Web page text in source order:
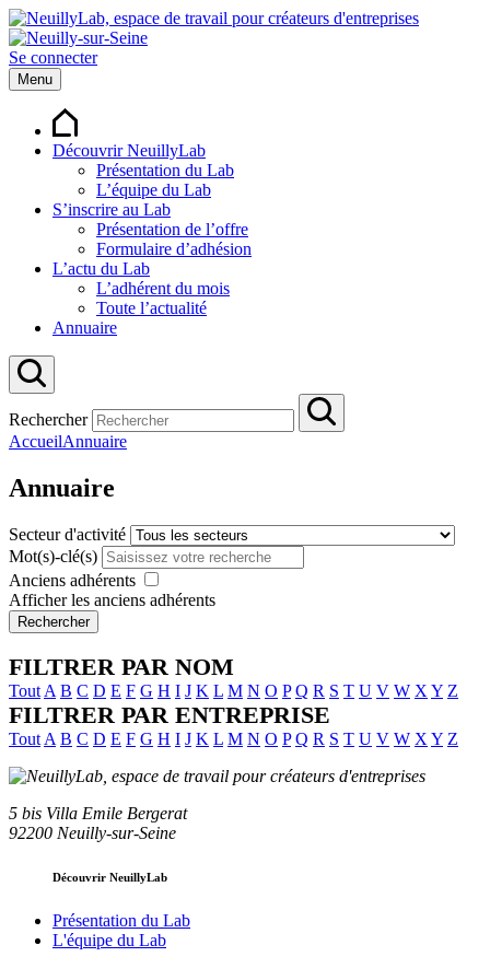
Se connecter
Menu
Découvrir NeuillyLab
Présentation du Lab
L’équipe du Lab
S’inscrire au Lab
Présentation de l’offre
Formulaire d’adhésion
L’actu du Lab
L’adhérent du mois
Toute l’actualité
Annuaire
Rechercher
AccueilAnnuaire
Annuaire
Secteur d'activité
Mot(s)-clé(s)
Anciens adhérents
Afficher les anciens adhérents
Rechercher
FILTRER PAR NOM
Tout A B C D E F G H I J K L M N O P Q R S T U V W X Y Z
FILTRER PAR ENTREPRISE
Tout A B C D E F G H I J K L M N O P Q R S T U V W X Y Z
5 bis Villa Emile Bergerat
92200 Neuilly-sur-Seine
Découvrir NeuillyLab
Présentation du Lab
L'équipe du Lab